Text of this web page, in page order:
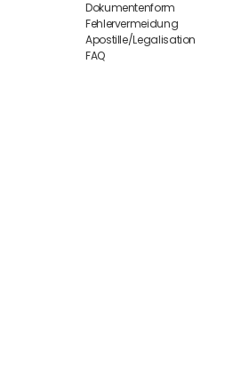
Dokumentenform
Fehlervermeidung
Apostille/Legalisation
FAQ